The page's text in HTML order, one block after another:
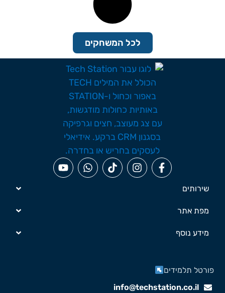
לכל המשחקים
שירותים
מפת אתר
מידע נוסף
info@techstation.co.il
תלמידים